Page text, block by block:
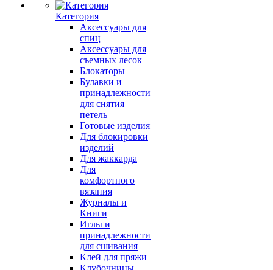
Категория
Аксессуары для
спиц
Аксессуары для
съемных лесок
Блокаторы
Булавки и
принадлежности
для снятия
петель
Готовые изделия
Для блокировки
изделий
Для жаккарда
Для
комфортного
вязания
Журналы и
Книги
Иглы и
принадлежности
для сшивания
Клей для пряжи
Клубочницы